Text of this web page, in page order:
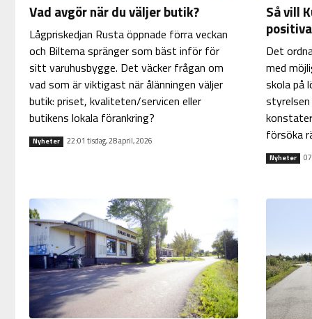
Vad avgör när du väljer butik?
Lågpriskedjan Rusta öppnade förra veckan
och Biltema spränger som bäst inför för
sitt varuhusbygge. Det väcker frågan om
vad som är viktigast när ålänningen väljer
butik: priset, kvaliteten/servicen eller
butikens lokala förankring?
Nyheter 22:01 tisdag, 28 april, 2026
Så vill
Det
med
skola på
styrelsen
försöka
Nyheter